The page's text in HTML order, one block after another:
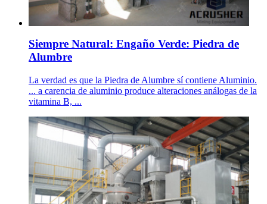
Siempre Natural: Engaño Verde: Piedra de
Alumbre
La verdad es que la Piedra de Alumbre sí contiene Aluminio.
... a carencia de aluminio produce alteraciones análogas de la
vitamina B, ...